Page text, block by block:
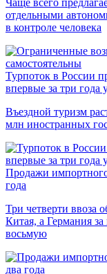
Чаще всего
отдельными
в контроле человека
Турпоток в России
впервые за три года
Въездной туризм
млн иностранных
Продажи
года
Три четверти ввоза
Китая, а Германия за
восьмую